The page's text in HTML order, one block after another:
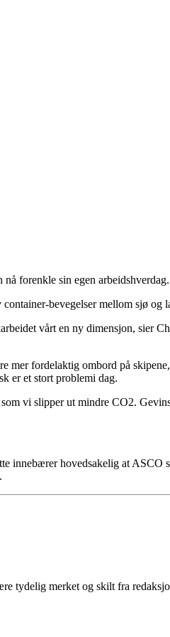
forenkle sin egen arbeidshverdag.
bevegelser mellom sjø og
vårt en ny dimensjon, sier
mer fordelaktig ombord på
er et stort problemi dag.
vi slipper ut mindre CO2.
innebærer hovedsakelig at ASCO
tydelig merket og skilt fra